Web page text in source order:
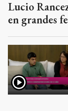
Lucio
en grandes